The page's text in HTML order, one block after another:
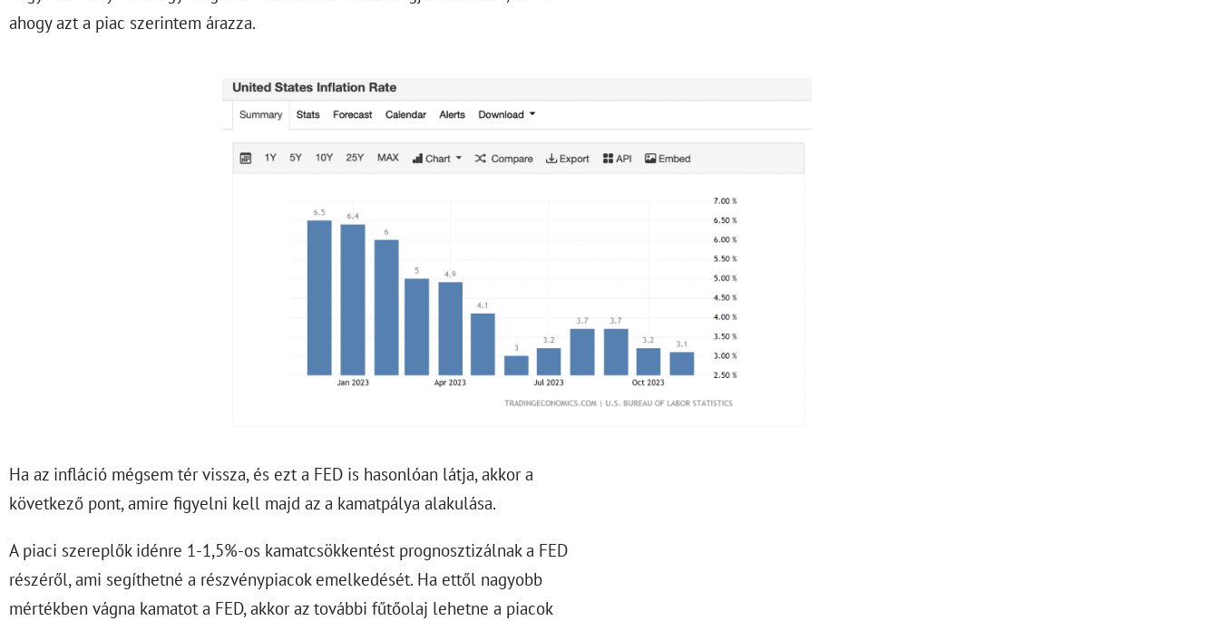
ahogy azt a piac szerintem árazza.
Ha az infláció mégsem tér vissza, és ezt a FED is hasonlóan látja, akkor a
következő pont, amire figyelni kell majd az a kamatpálya alakulása.
A piaci szereplők idénre 1-1,5%-os kamatcsökkentést prognosztizálnak a FED
részéről, ami segíthetné a részvénypiacok emelkedését. Ha ettől nagyobb
mértékben vágna kamatot a FED, akkor az további fűtőolaj lehetne a piacok